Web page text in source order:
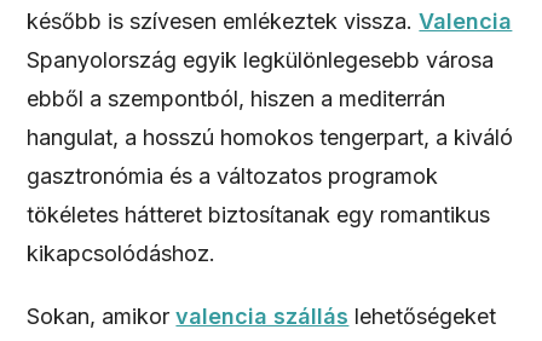
később is szívesen emlékeztek vissza.Valencia
Spanyolország egyik legkülönlegesebb városa
ebből a szempontból, hiszen a mediterrán
hangulat, a hosszú homokos tengerpart, a kiváló
gasztronómia és a változatos programok
tökéletes hátteret biztosítanak egy romantikus
kikapcsolódáshoz.
Sokan, amikorvalencia szállás lehetőségeket